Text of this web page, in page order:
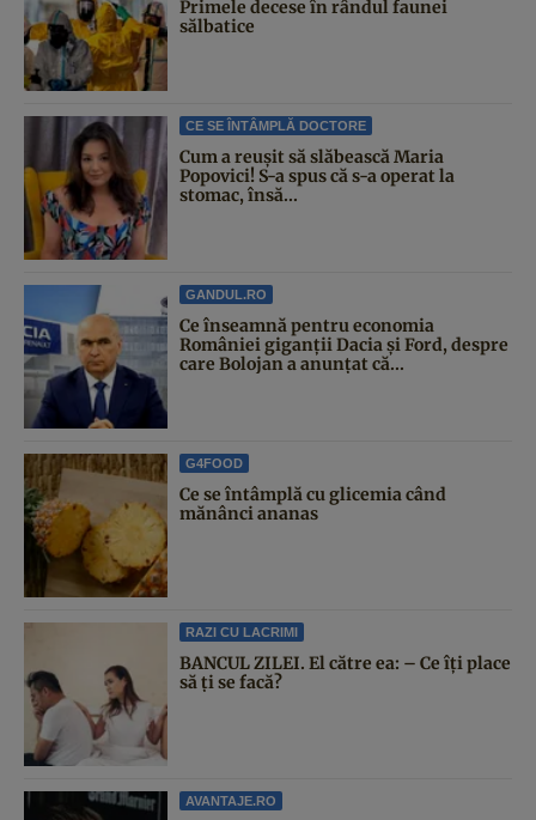
Primele decese în rândul faunei
sălbatice
CE SE ÎNTÂMPLĂ DOCTORE
Cum a reușit să slăbească Maria
Popovici! S-a spus că s-a operat la
stomac, însă...
GANDUL.RO
Ce înseamnă pentru economia
României giganții Dacia și Ford, despre
care Bolojan a anunțat că...
G4FOOD
Ce se întâmplă cu glicemia când
mănânci ananas
RAZI CU LACRIMI
BANCUL ZILEI. El către ea: – Ce îți place
să ți se facă?
AVANTAJE.RO